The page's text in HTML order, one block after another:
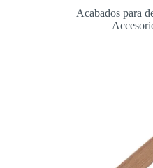
Acabados para